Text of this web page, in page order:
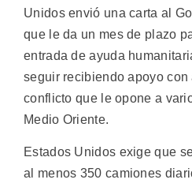
Unidos envió una carta al
que le da un mes de plazo
entrada de ayuda
seguir recibiendo apoyo con
conflicto que le opone a
Medio Oriente.
Estados Unidos exige que
al menos 350 camiones